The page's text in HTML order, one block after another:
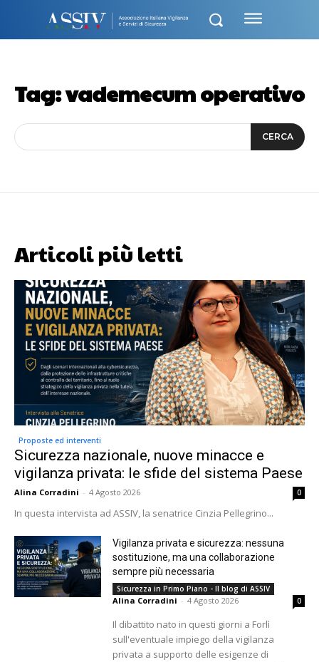
Tag:vademecum operativo
CERCA
Articoli più letti
Proposte ed interventi
Sicurezza nazionale, nuove minacce e
vigilanza privata: le sfide del sistema Paese
Alina Corradini - 4 Agosto 2026 0
In questa intervista ad ASSIV, la senatrice Cinzia Pellegrino...
Vigilanza privata e sicurezza: nessuna
sostituzione, ma una collaborazione
sempre più necessaria
Sicurezza in Primo Piano - Il blog di ASSIV
Alina Corradini - 4 Agosto 2026 0
Il dibattito nato in questi giorni a Forlì
sull'eventuale impiego della vigilanza
privata a supporto delle esigenze di